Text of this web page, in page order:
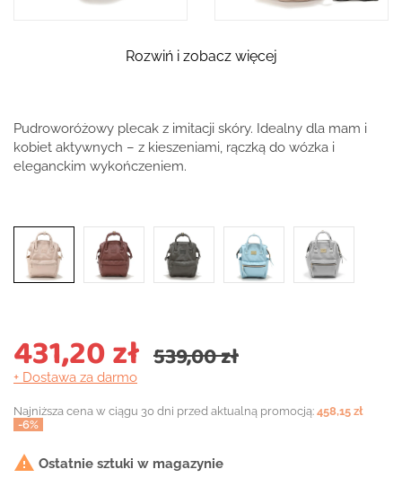
Rozwiń i zobacz więcej
Pudroworóżowy plecak z imitacji skóry. Idealny dla mam i
kobiet aktywnych – z kieszeniami, rączką do wózka i
eleganckim wykończeniem.
539,00 zł
431,20 zł
+ Dostawa za darmo
Najniższa cena w ciągu 30 dni przed aktualną promocją: 458,15 zł
-6%
 Ostatnie sztuki w magazynie